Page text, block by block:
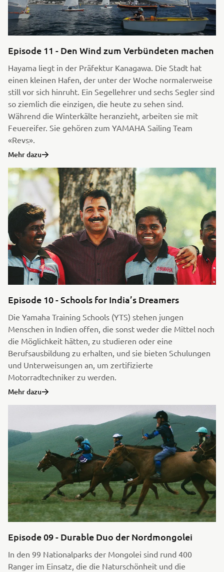
Episode 11 - Den Wind zum Verbündeten machen
Hayama liegt in der Präfektur Kanagawa. Die Stadt hat
einen kleinen Hafen, der unter der Woche normalerweise
still vor sich hinruht. Ein Segellehrer und sechs Segler sind
so ziemlich die einzigen, die heute zu sehen sind.
Während die Winterkälte heranzieht, arbeiten sie mit
Feuereifer. Sie gehören zum YAMAHA Sailing Team
«Revsׅ».
Mehr dazu
Episode 10 - Schools for India’s Dreamers
Die Yamaha Training Schools (YTS) stehen jungen
Menschen in Indien offen, die sonst weder die Mittel noch
die Möglichkeit hätten, zu studieren oder eine
Berufsausbildung zu erhalten, und sie bieten Schulungen
und Unterweisungen an, um zertifizierte
Motorradtechniker zu werden.
Mehr dazu
Episode 09 - Durable Duo der Nordmongolei
In den 99 Nationalparks der Mongolei sind rund 400
Ranger im Einsatz, die die Naturschönheit und die